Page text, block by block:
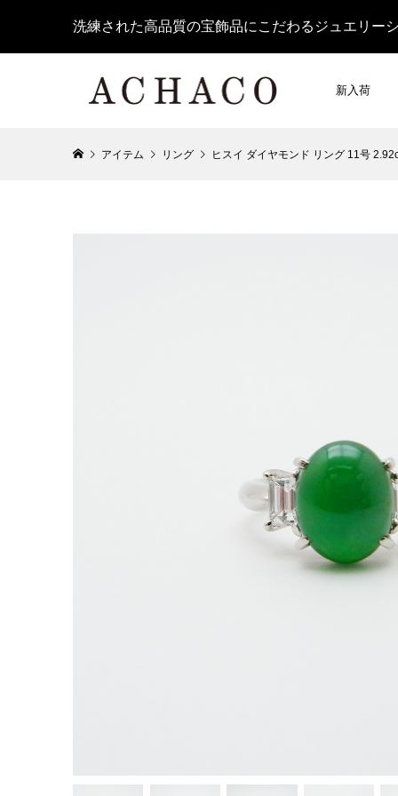
洗練された高品質の宝飾品にこだわるジュエリー
新入荷
アイテム リング ヒスイ ダイヤモンド リング 11号